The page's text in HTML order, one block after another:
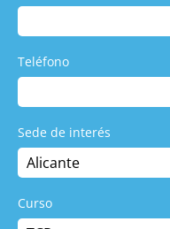
Teléfono
Sede de interés
Curso